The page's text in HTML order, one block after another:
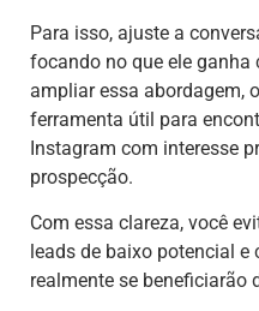
Para isso, ajuste a
focando no que ele ganha
ampliar essa abordagem, o
ferramenta útil para
Instagram com interesse
prospecção.
Com essa clareza, você
leads de baixo potencial e
realmente se beneficiarão